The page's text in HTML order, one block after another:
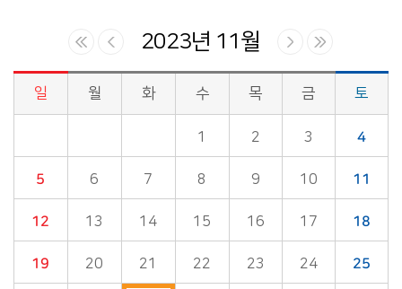
2023년 11월
시정소식>시정 캘린더 게시판의 (2023년 11월) 달력형태로 일정명, 일정내용을 제공합니다.
일 월 화 수 목 금 토
1 2 3 4
5 6 7 8 9 10 11
12 13 14 15 16 17 18
19 20 21 22 23 24 25